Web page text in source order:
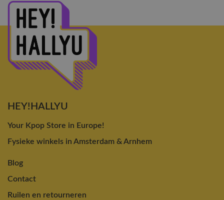
HEY!HALLYU
Your Kpop Store in Europe!
Fysieke winkels in Amsterdam & Arnhem
Blog
Contact
Ruilen en retourneren